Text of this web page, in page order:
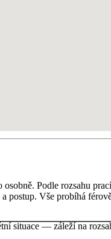
Podle rozsahu
postup. Vše probíhá
situace — záleží na